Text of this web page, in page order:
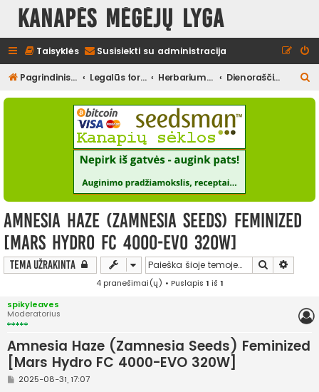
Kanapės mėgėjų lyga
Taisyklės Susisiekti su administracija
Pagrindinis diskusijų puslapis Legalūs forumai Herbariumas Dienoraščiai (užbaigti)
e
Amnesia Haze (Zamnesia Seeds) Feminized
[Mars Hydro FC 4000-EVO 320W]
Tema užrakinta Ieškoti
4 pranešimai(ų) • Puslapis 1 iš 1
spikyleaves
Moderatorius
Amnesia Haze (Zamnesia Seeds) Feminized
[Mars Hydro FC 4000-EVO 320W]
S2025-08-31, 17:07